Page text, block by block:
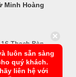
Minh Hoàng
Thạch Bàn -
Nội cấp ngày
luôn sẵn sàng
quý khách.
liên hệ với